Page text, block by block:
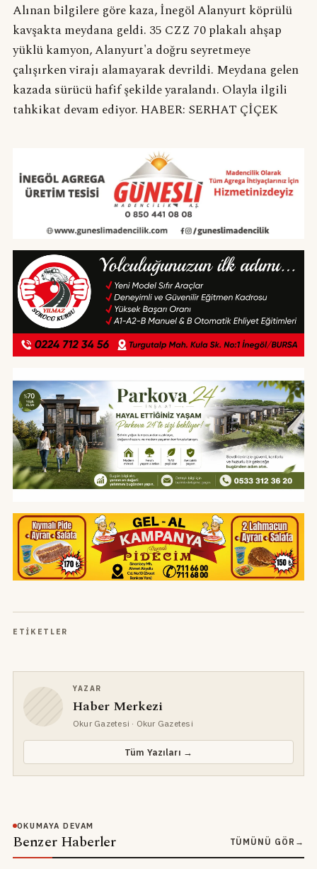
Alınan bilgilere göre kaza, İnegöl Alanyurt köprülü
kavşakta meydana geldi. 35 CZZ 70 plakalı ahşap
yüklü kamyon, Alanyurt'a doğru seyretmeye
çalışırken virajı alamayarak devrildi. Meydana gelen
kazada sürücü hafif şekilde yaralandı. Olayla ilgili
tahkikat devam ediyor. HABER: SERHAT ÇİÇEK
ETIKETLER
YAZAR
Haber Merkezi
Okur Gazetesi · Okur Gazetesi
Tüm Yazıları →
OKUMAYA DEVAM
Benzer Haberler TÜMÜNÜ GÖR →